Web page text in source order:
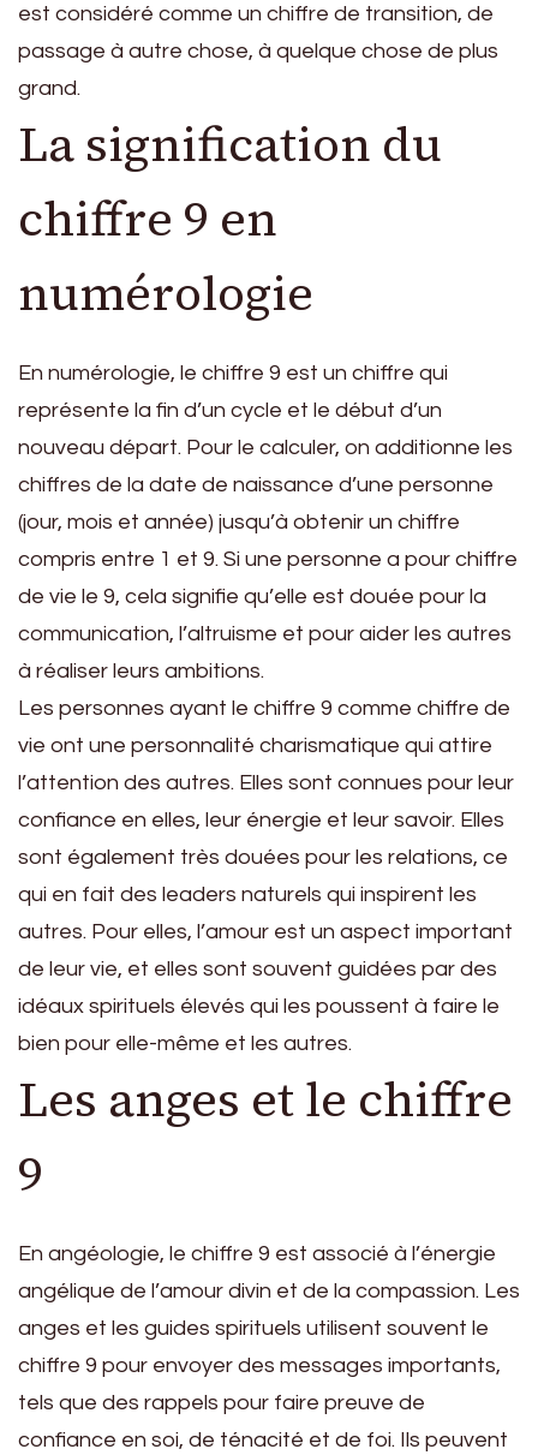
est considéré comme un chiffre de transition, de
passage à autre chose, à quelque chose de plus
grand.
La signification du
chiffre 9 en
numérologie
En numérologie, le chiffre 9 est un chiffre qui
représente la fin d’un cycle et le début d’un
nouveau départ. Pour le calculer, on additionne les
chiffres de la date de naissance d’une personne
(jour, mois et année) jusqu’à obtenir un chiffre
compris entre 1 et 9. Si une personne a pour chiffre
de vie le 9, cela signifie qu’elle est douée pour la
communication, l’altruisme et pour aider les autres
à réaliser leurs ambitions.
Les personnes ayant le chiffre 9 comme chiffre de
vie ont une personnalité charismatique qui attire
l’attention des autres. Elles sont connues pour leur
confiance en elles, leur énergie et leur savoir. Elles
sont également très douées pour les relations, ce
qui en fait des leaders naturels qui inspirent les
autres. Pour elles, l’amour est un aspect important
de leur vie, et elles sont souvent guidées par des
idéaux spirituels élevés qui les poussent à faire le
bien pour elle-même et les autres.
Les anges et le chiffre
9
En angéologie, le chiffre 9 est associé à l’énergie
angélique de l’amour divin et de la compassion. Les
anges et les guides spirituels utilisent souvent le
chiffre 9 pour envoyer des messages importants,
tels que des rappels pour faire preuve de
confiance en soi, de ténacité et de foi. Ils peuvent